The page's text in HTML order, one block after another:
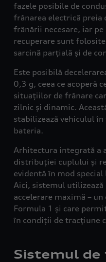
fazele posibile de
frânarea electrică preia
frânării necesare, iar
recuperare sunt
sarcină parțială și de
Este posibilă
0,3 g, ceea ce acoperă
situațiilor de frânare
zilnic și dinamic.
stabilizează vehiculul
bateria.
Arhitectura integrată a
distribuției cuplului și
evidentă în mod
Aici, sistemul
accelerare maximă –
Formula 1 și care
în condiții de tracțiune
Sistemul de